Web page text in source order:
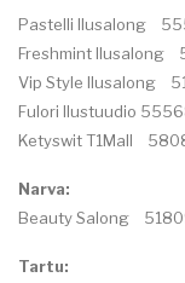
Pastelli Ilusalong
Freshmint Ilusalong
Vip Style Ilusalong
Fulori Ilustuudio
Ketyswit T1Mall
Narva:
Beauty Salong
Tartu: